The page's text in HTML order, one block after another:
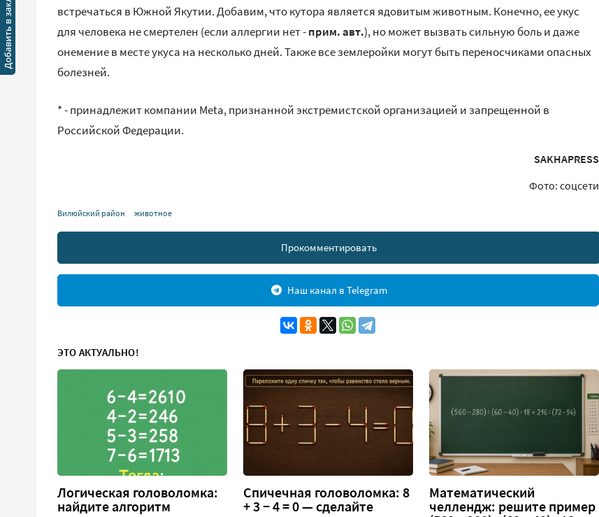
встречаться в Южной Якутии. Добавим, что кутора является ядовитым животным. Конечно, ее укус
для человека не смертелен (если аллергии нет -прим. авт.), но может вызвать сильную боль и даже
онемение в месте укуса на несколько дней. Также все землеройки могут быть переносчиками опасных
болезней.
* - принадлежит компании Meta, признанной экстремистской организацией и запрещенной в
Российской Федерации.
SAKHAPRESS
Фото: соцсети
Вилюйский район животное
Прокомментировать
Наш канал в Telegram
ЭТО АКТУАЛЬНО!
Логическая головоломка:
найдите алгоритм
Спичечная головоломка: 8
+ 3 − 4 = 0 — сделайте
Математический
челлендж: решите пример